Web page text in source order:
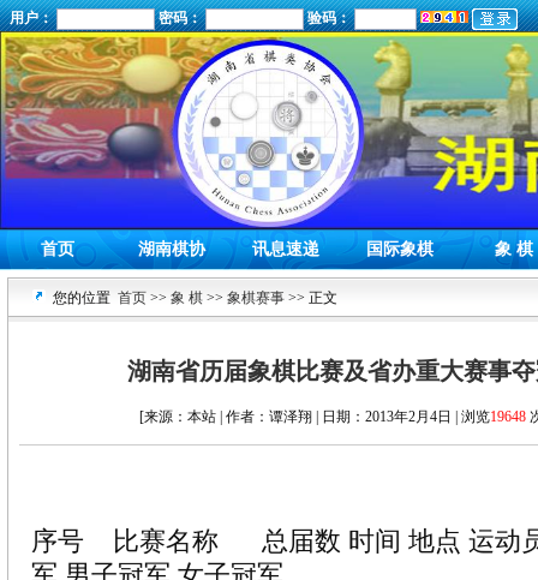
用户： 密码： 验码：
首页 湖南棋协 讯息速递 国际象棋 象 棋
您的位置 首页 >> 象 棋 >> 象棋赛事 >> 正文
湖南省历届象棋比赛及省办重大赛事
[来源：本站 | 作者：谭泽翔 | 日期：2013年2月4日 | 浏览19648
序号 比赛名称 总届数 时间 地点 运动